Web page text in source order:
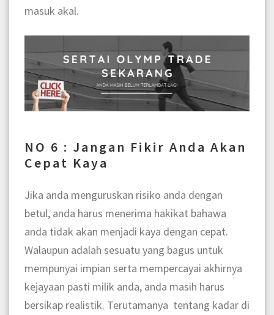
masuk akal.
NO 6 : Jangan Fikir Anda Akan
Cepat Kaya
Jika anda menguruskan risiko anda dengan
betul, anda harus menerima hakikat bahawa
anda tidak akan menjadi kaya dengan cepat.
Walaupun adalah sesuatu yang bagus untuk
mempunyai impian serta mempercayai akhirnya
kejayaan pasti milik anda, anda masih harus
bersikap realistik. Terutamanya tentang kadar di